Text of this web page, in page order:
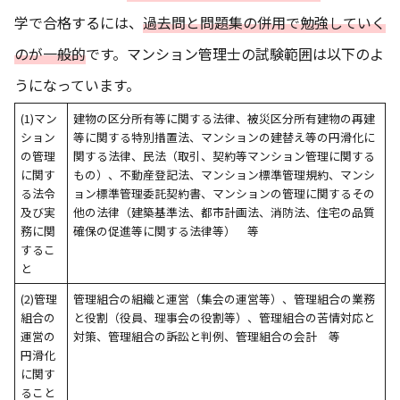
学で合格するには、 過去問と問題集の併用で勉強していく
のが一般的です。マンション管理士の試験範囲は以下のよ
うになっています。
(1)マン
ション
の管理
に関す
る法令
及び実
務に関
するこ
と
建物の区分所有等に関する法律、被災区分所有建物の再建
等に関する特別措置法、マンションの建替え等の円滑化に
関する法律、民法（取引、契約等マンション管理に関する
もの）、不動産登記法、マンション標準管理規約、マンシ
ョン標準管理委託契約書、マンションの管理に関するその
他の法律（建築基準法、都市計画法、消防法、住宅の品質
確保の促進等に関する法律等） 等
(2)管理
組合の
運営の
円滑化
に関す
ること
管理組合の組織と運営（集会の運営等）、管理組合の業務
と役割（役員、理事会の役割等）、管理組合の苦情対応と
対策、管理組合の訴訟と判例、管理組合の会計 等